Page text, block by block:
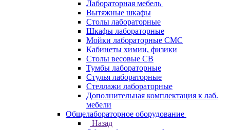
Лабораторная мебель
Вытяжные шкафы
Столы лабораторные
Шкафы лабораторные
Мойки лабораторные СМС
Кабинеты химии, физики
Столы весовые СВ
Тумбы лабораторные
Стулья лабораторные
Стеллажи лабораторные
Дополнительная комплектация к лаб.
мебели
Общелабораторное оборудование
Назад